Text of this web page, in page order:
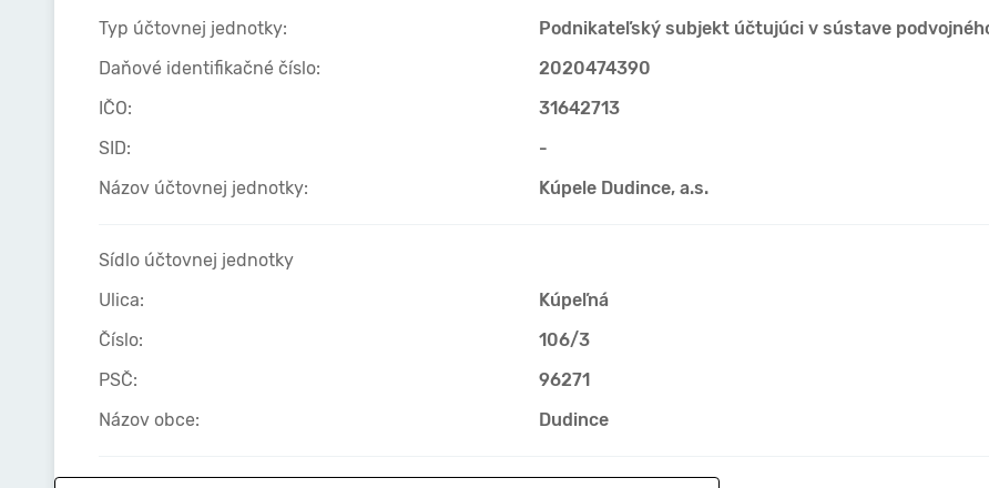
Typ účtovnej jednotky:
Podnikateľský subjekt účtujúci v sústave
Daňové identifikačné číslo:
2020474390
IČO:
31642713
SID:
-
Názov účtovnej jednotky:
Kúpele Dudince, a.s.
Sídlo účtovnej jednotky
Ulica:
Kúpeľná
Číslo:
106/3
PSČ:
96271
Názov obce:
Dudince